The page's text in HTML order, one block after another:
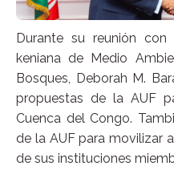
Durante su reunión
keniana de Medio
Bosques, Deborah M.
propuestas de la AUF
Cuenca del Congo.
de la AUF para movilizar
de sus instituciones